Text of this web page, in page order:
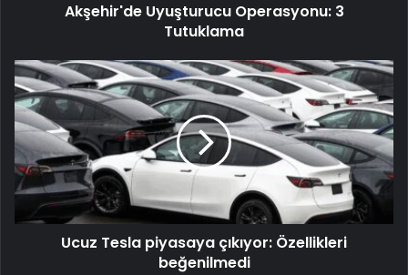
Akşehir'de Uyuşturucu Operasyonu: 3
Tutuklama
Ucuz Tesla piyasaya çıkıyor: Özellikleri
beğenilmedi